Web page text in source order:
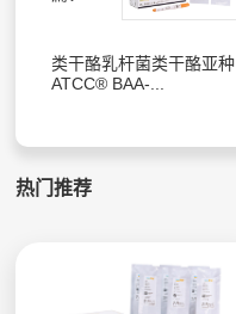
类干酪乳杆菌类干酪亚种
ATCC® BAA-...
热门推荐